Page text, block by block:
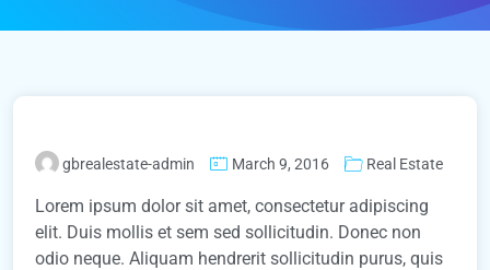
gbrealestate-admin March 9, 2016 Real Estate
Lorem ipsum dolor sit amet, consectetur adipiscing
elit. Duis mollis et sem sed sollicitudin. Donec non
odio neque. Aliquam hendrerit sollicitudin purus, quis